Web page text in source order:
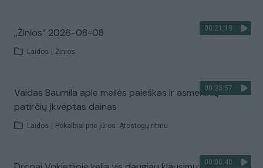
00:21:19
„Žinios“ 2026-08-08
Laidos Žinios
00:23:57
Vaidas Baumila apie meilės paieškas ir asmeninių
patirčių įkvėptas dainas
Laidos Pokalbiai prie jūros. Atostogų ritmu
00:00:40